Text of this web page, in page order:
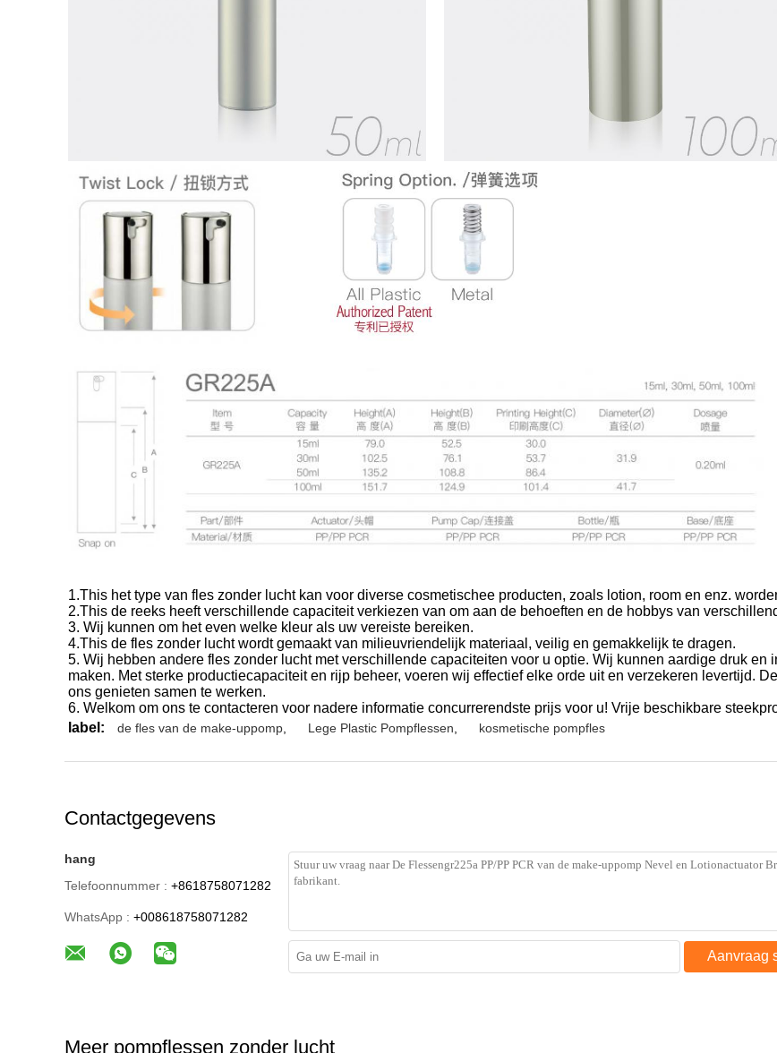
1.This het type van fles zonder lucht kan voor diverse cosmetischee producten, zoals lotion, room en enz.
2.This de reeks heeft verschillende capaciteit verkiezen van om aan de behoeften en de hobbys van
3. Wij kunnen om het even welke kleur als uw vereiste bereiken.
4.This de fles zonder lucht wordt gemaakt van milieuvriendelijk materiaal, veilig en gemakkelijk te dragen.
5. Wij hebben andere fles zonder lucht met verschillende capaciteiten voor u optie. Wij kunnen aardige druk
maken. Met sterke productiecapaciteit en rijp beheer, voeren wij effectief elke orde uit en verzekeren levertijd.
ons genieten samen te werken.
6. Welkom om ons te contacteren voor nadere informatie concurrerendste prijs voor u! Vrije beschikbare
label:
de fles van de make-uppomp Lege Plastic Pompflessen kosmetische pompfles
Contactgegevens
hang
Telefoonnummer : +8618758071282
WhatsApp : +008618758071282
Aanvraag
Meer pompflessen zonder lucht